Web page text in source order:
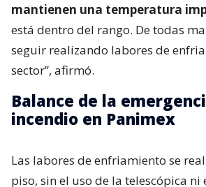
mantienen una temperatura
está dentro del rango. De todas
seguir realizando labores de
sector”, afirmó.
Balance de la
incendio en Panimex
Las labores de enfriamiento se
piso, sin el uso de la telescópica ni